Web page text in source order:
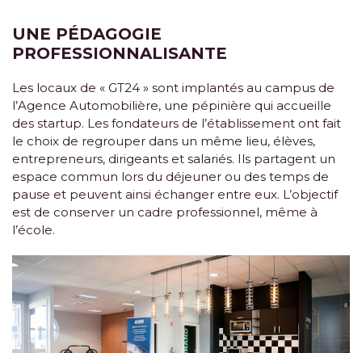
UNE PÉDAGOGIE
PROFESSIONNALISANTE
Les locaux de « GT24 » sont implantés au campus de
l’Agence Automobilière, une pépinière qui accueille
des startup. Les fondateurs de l’établissement ont fait
le choix de regrouper dans un même lieu, élèves,
entrepreneurs, dirigeants et salariés. Ils partagent un
espace commun lors du déjeuner ou des temps de
pause et peuvent ainsi échanger entre eux. L’objectif
est de conserver un cadre professionnel, même à
l’école.